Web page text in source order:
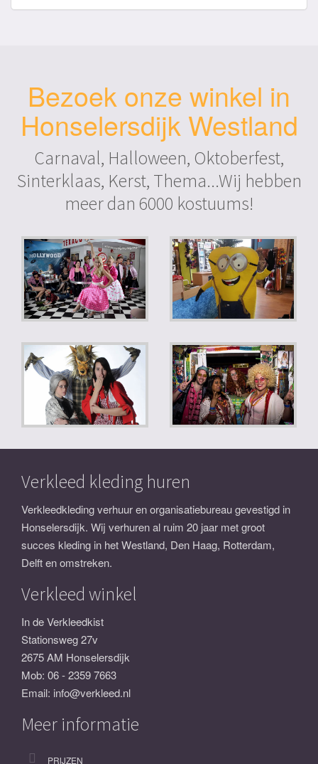
Bezoek onze winkel in
Honselersdijk Westland
Carnaval, Halloween, Oktoberfest,
Sinterklaas, Kerst, Thema...Wij hebben
meer dan 6000 kostuums!
Verkleed kleding huren
Verkleedkleding verhuur en organisatiebureau gevestigd in
Honselersdijk. Wij verhuren al ruim 20 jaar met groot
succes kleding in het Westland, Den Haag, Rotterdam,
Delft en omstreken.
Verkleed winkel
In de Verkleedkist
Stationsweg 27v
2675 AM Honselersdijk
Mob: 06 - 2359 7663
Email: info@verkleed.nl
Meer informatie
PRIJZEN